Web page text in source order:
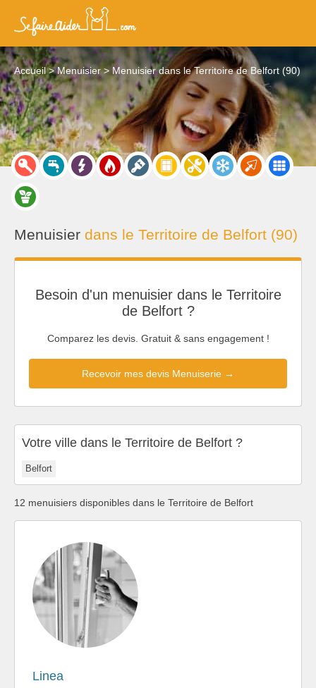
Accueil Menuisier Menuisier dans le Territoire de Belfort (90)
Menuisier dans le Territoire de Belfort (90)
Besoin d'un menuisier dans le Territoire
de Belfort ?
Comparez les devis. Gratuit & sans engagement !
Recevoir mes devis Menuiserie →
Votre ville dans le Territoire de Belfort ?
Belfort
12 menuisiers disponibles dans le Territoire de Belfort
Linea